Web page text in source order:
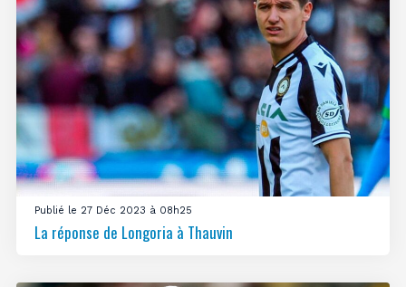
Publié le 27 Déc 2023 à 08h25
La réponse de Longoria à Thauvin